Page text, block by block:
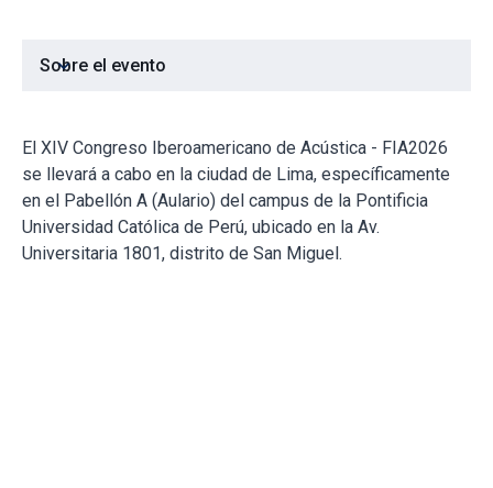
El XIV Congreso Iberoamericano de Acústica - FIA2026
se llevará a cabo en la ciudad de Lima, específicamente
en el Pabellón A (Aulario) del campus de la Pontificia
Universidad Católica de Perú, ubicado en la Av.
Universitaria 1801, distrito de San Miguel.
Sobre el evento
expand_more